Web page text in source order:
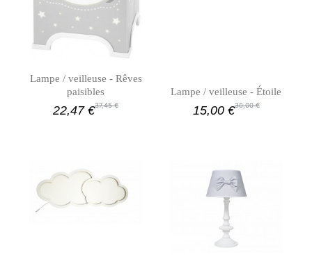
Lampe / veilleuse - Rêves
paisibles
22,47 €37,45 €
Lampe / veilleuse - Étoile
15,00 €30,00 €